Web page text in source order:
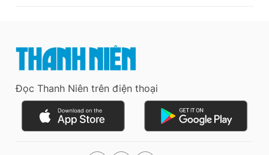
Đọc Thanh Niên trên điện thoại